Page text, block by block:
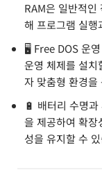
RAM은 일반적인
해 프로그램 실행
🖥️ Free DOS 운
운영 체제를 설치
자 맞춤형 환경을
🔋 배터리 수명
을 제공하여 확장
성을 유지할 수